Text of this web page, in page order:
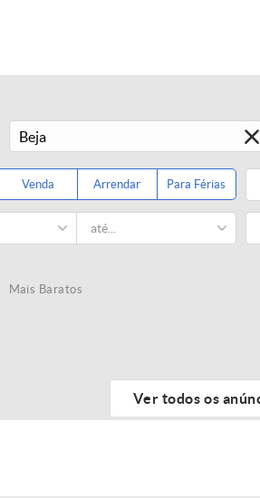
Venda Arrendar Para Férias
Mais Baratos
Ver todos os